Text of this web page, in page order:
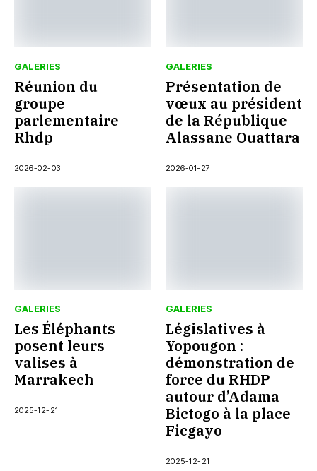
GALERIES
Réunion du
groupe
parlementaire
Rhdp
2026-02-03
GALERIES
Présentation de
vœux au président
de la République
Alassane Ouattara
2026-01-27
GALERIES
Les Éléphants
posent leurs
valises à
Marrakech
2025-12-21
GALERIES
Législatives à
Yopougon :
démonstration de
force du RHDP
autour d’Adama
Bictogo à la place
Ficgayo
2025-12-21